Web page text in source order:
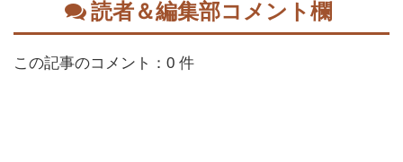
読者＆編集部コメント欄
この記事のコメント：0 件